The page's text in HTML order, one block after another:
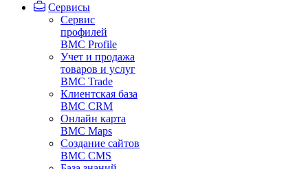
Сервисы
Сервис
профилей
BMC Profile
Учет и продажа
товаров и услуг
BMC Trade
Клиентская база
BMC CRM
Онлайн карта
BMC Maps
Создание сайтов
BMC CMS